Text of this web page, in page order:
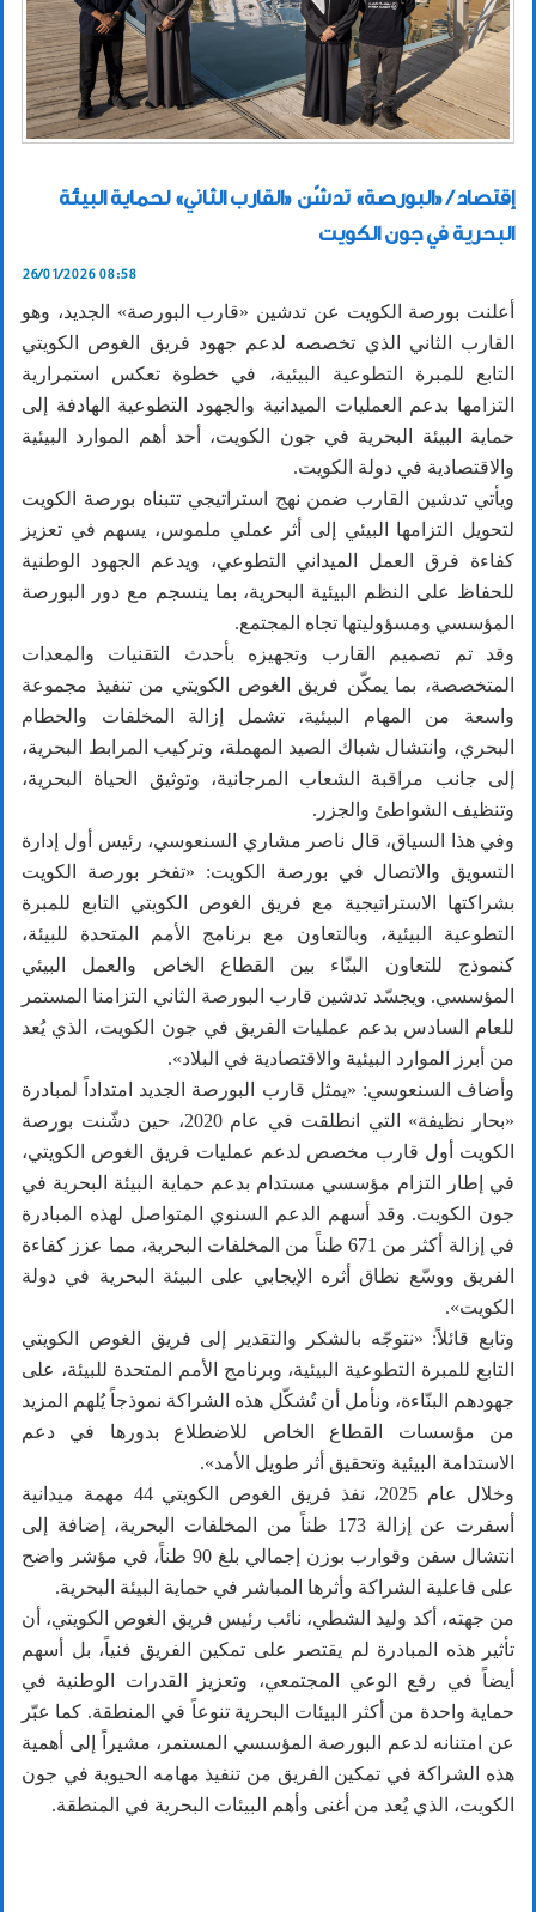
إقتصاد / «البورصة» تدشّن «القارب الثاني» لحماية البيئة
البحرية في جون الكويت
26/01/2026 08:58
أعلنت بورصة الكويت عن تدشين «قارب البورصة» الجديد، وهو
القارب الثاني الذي تخصصه لدعم جهود فريق الغوص الكويتي
التابع للمبرة التطوعية البيئية، في خطوة تعكس استمرارية
التزامها بدعم العمليات الميدانية والجهود التطوعية الهادفة إلى
حماية البيئة البحرية في جون الكويت، أحد أهم الموارد البيئية
والاقتصادية في دولة الكويت.
ويأتي تدشين القارب ضمن نهج استراتيجي تتبناه بورصة الكويت
لتحويل التزامها البيئي إلى أثر عملي ملموس، يسهم في تعزيز
كفاءة فرق العمل الميداني التطوعي، ويدعم الجهود الوطنية
للحفاظ على النظم البيئية البحرية، بما ينسجم مع دور البورصة
المؤسسي ومسؤوليتها تجاه المجتمع.
وقد تم تصميم القارب وتجهيزه بأحدث التقنيات والمعدات
المتخصصة، بما يمكّن فريق الغوص الكويتي من تنفيذ مجموعة
واسعة من المهام البيئية، تشمل إزالة المخلفات والحطام
البحري، وانتشال شباك الصيد المهملة، وتركيب المرابط البحرية،
إلى جانب مراقبة الشعاب المرجانية، وتوثيق الحياة البحرية،
وتنظيف الشواطئ والجزر.
وفي هذا السياق، قال ناصر مشاري السنعوسي، رئيس أول إدارة
التسويق والاتصال في بورصة الكويت: «تفخر بورصة الكويت
بشراكتها الاستراتيجية مع فريق الغوص الكويتي التابع للمبرة
التطوعية البيئية، وبالتعاون مع برنامج الأمم المتحدة للبيئة،
كنموذج للتعاون البنّاء بين القطاع الخاص والعمل البيئي
المؤسسي. ويجسّد تدشين قارب البورصة الثاني التزامنا المستمر
للعام السادس بدعم عمليات الفريق في جون الكويت، الذي يُعد
من أبرز الموارد البيئية والاقتصادية في البلاد».
وأضاف السنعوسي: «يمثل قارب البورصة الجديد امتداداً لمبادرة
«بحار نظيفة» التي انطلقت في عام 2020، حين دشّنت بورصة
الكويت أول قارب مخصص لدعم عمليات فريق الغوص الكويتي،
في إطار التزام مؤسسي مستدام بدعم حماية البيئة البحرية في
جون الكويت. وقد أسهم الدعم السنوي المتواصل لهذه المبادرة
في إزالة أكثر من 671 طناً من المخلفات البحرية، مما عزز كفاءة
الفريق ووسّع نطاق أثره الإيجابي على البيئة البحرية في دولة
الكويت».
وتابع قائلاً: «نتوجّه بالشكر والتقدير إلى فريق الغوص الكويتي
التابع للمبرة التطوعية البيئية، وبرنامج الأمم المتحدة للبيئة، على
جهودهم البنّاءة، ونأمل أن تُشكّل هذه الشراكة نموذجاً يُلهم المزيد
من مؤسسات القطاع الخاص للاضطلاع بدورها في دعم
الاستدامة البيئية وتحقيق أثر طويل الأمد».
وخلال عام 2025، نفذ فريق الغوص الكويتي 44 مهمة ميدانية
أسفرت عن إزالة 173 طناً من المخلفات البحرية، إضافة إلى
انتشال سفن وقوارب بوزن إجمالي بلغ 90 طناً، في مؤشر واضح
على فاعلية الشراكة وأثرها المباشر في حماية البيئة البحرية.
من جهته، أكد وليد الشطي، نائب رئيس فريق الغوص الكويتي، أن
تأثير هذه المبادرة لم يقتصر على تمكين الفريق فنياً، بل أسهم
أيضاً في رفع الوعي المجتمعي، وتعزيز القدرات الوطنية في
حماية واحدة من أكثر البيئات البحرية تنوعاً في المنطقة. كما عبّر
عن امتنانه لدعم البورصة المؤسسي المستمر، مشيراً إلى أهمية
هذه الشراكة في تمكين الفريق من تنفيذ مهامه الحيوية في جون
الكويت، الذي يُعد من أغنى وأهم البيئات البحرية في المنطقة.